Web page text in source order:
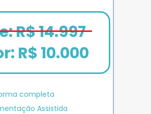
completa
Assistida
R$ 14.997
R$ 10.000